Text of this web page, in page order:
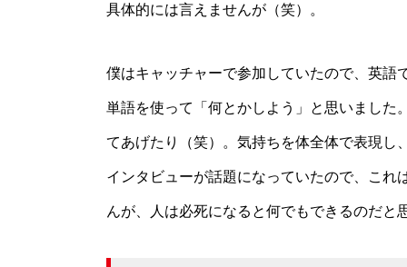
具体的には言えませんが（笑）。
僕はキャッチャーで参加していたので、英語
単語を使って「何とかしよう」と思いました
てあげたり（笑）。気持ちを体全体で表現し
インタビューが話題になっていたので、こ
んが、人は必死になると何でもできるのだと